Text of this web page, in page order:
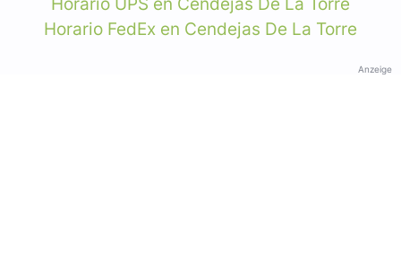
Horario FedEx en Cendejas De La Torre
Anzeige